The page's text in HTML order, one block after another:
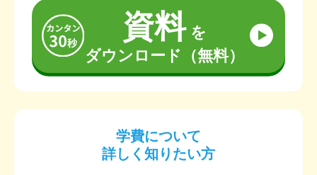
資料を
ダウンロード（無料）
学費について
詳しく知りたい方